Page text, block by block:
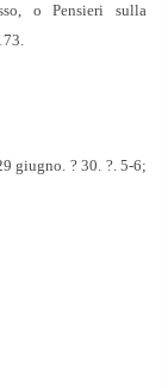
o Pensieri sulla
giugno. ? 30. ?. 5-6;